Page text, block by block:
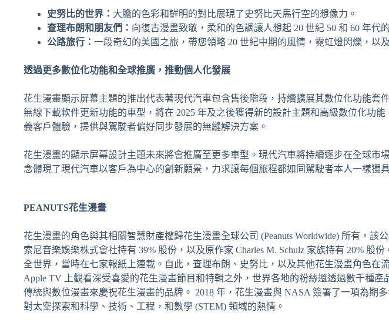
史努比的世界： 大膽的色彩和鮮明的對比展現了史努比天馬行空的想像力。
查理布朗和朋友們 ： 向復古漫畫致敬，柔和的色調讓人想起 20 世紀 50 和 60 年代
公路旅行： 一段奇幻的美國之旅，帶您領略 20 世紀中期的風情，霓虹燈閃爍，以
透過更多數位化功能和全球推廣，推動個人化發展
花生漫畫顯示屏幕主題的推出代表著現代汽車包含售後階段，持續擴展其數位化功能套
無線下載軟件更新功能的車型，將在 2025 年及之後獲得新的設計主題和高級數位化功
義客戶體驗，提供與駕駛者偏好同步發展的無縫解決方案。
花生漫畫的顯示屏幕設計主題未來將會推廣至更多車型。現代汽車將持續逐步在全球市
念體現了現代汽車以客戶為中心的創新願景，力求讓每個旅程都如同駕駛者本人一樣獨
PEANUTS花生漫畫
花生漫畫的角色與其相關智慧財產權歸花生漫畫全球公司 (Peanuts Worldwide) 所有，該
索尼音樂娛樂株式會社持有 39% 股份，以及原作家 Charles M. Schulz 家族持有 20% 股
全世界，當時在七家報紙上連載。自此，查理布朗、史努比，以及其他花生漫畫角色在
Apple TV 上觀看深受喜愛的花生漫畫節目和特輯之外，世界各地的粉絲還透過數千種
傳統與數位漫畫來慶祝花生漫畫的品牌。 2018 年，花生漫畫與 NASA 簽署了一項為期
對太空探索和科學、技術、工程，和數學 (STEM) 領域的熱情。